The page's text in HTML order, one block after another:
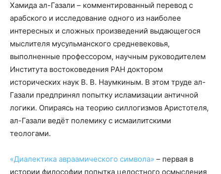
Хамида ал-Газали – комментированный перевод с
арабского и исследование одного из наиболее
интересных и сложных произведений выдающегося
мыслителя мусульманского средневековья,
выполненные профессором, научным руководителем
Института востоковедения РАН доктором
исторических наук В. В. Наумкиным. В этом труде ал-
Газали предпринял попытку исламизации античной
логики. Опираясь на теорию силлогизмов Аристотеля,
ал-Газали ведёт полемику с исмаилитскими
теологами.
«Диалектика авраамического символа» – первая в
истории философии попытка целостного осмысления